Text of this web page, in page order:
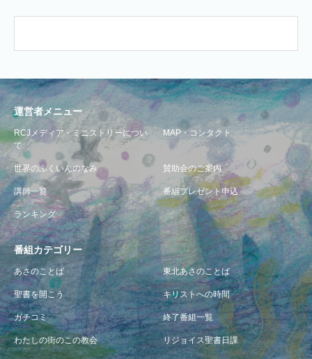
運営者メニュー
RCJメディア・ミニストリーについ
て
MAP・コンタクト
世界のふくいんのなみ 賛助会のご案内
講師一覧 番組プレゼント申込
ランキング
番組カテゴリー
あさのことば 東北あさのことば
聖書を開こう キリストへの時間
ガチコミ 終了番組一覧
わたしの街のこの教会 リジョイス聖書日課